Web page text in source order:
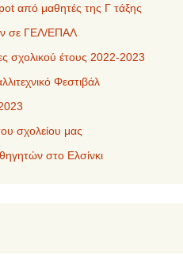
από μαθητές της Γ τάξης
σε ΓΕΛ/ΕΠΑΛ
σχολικού έτους 2022-2023
Φεστιβάλ
σχολείου μας
στο Ελσίνκι